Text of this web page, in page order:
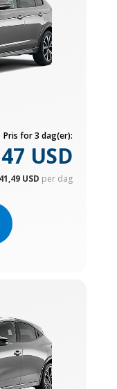
Pris for 3 dag(er):
USD
41,49 USD per dag